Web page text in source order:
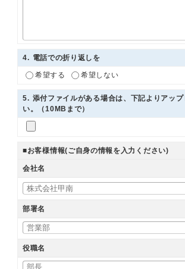
4. 電話での折り返しを
希望する 希望しない
5. 添付ファイルがある場合は、下記よりアップ
い。（10MBまで）
■お客様情報(ご自身の情報を入力ください)
会社名
部署名
役職名